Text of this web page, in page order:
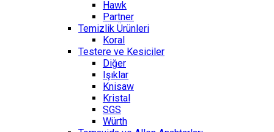
Hawk
Partner
Temizlik Ürünleri
Koral
Testere ve Kesiciler
Diğer
Işıklar
Knisaw
Kristal
SGS
Würth